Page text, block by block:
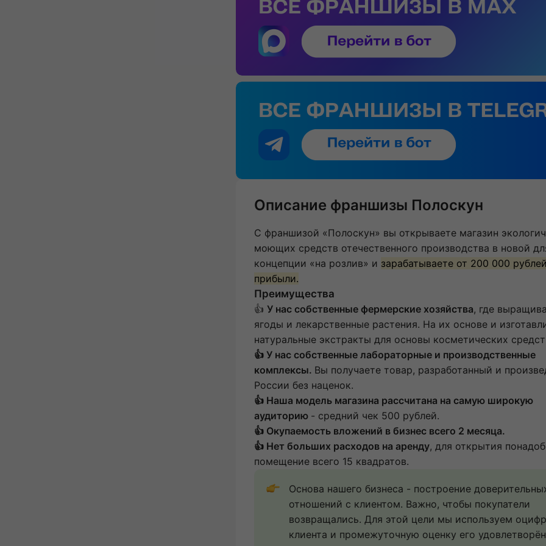
Описание франшизы Полоскун
С франшизой «Полоскун» вы открываете магазин
моющих средств отечественного производства в новой
концепции «на розлив» и зарабатываете от 200 000
прибыли.
Преимущества
👍 У нас собственные фермерские хозяйства, где
ягоды и лекарственные растения. На их основе и
натуральные экстракты для основы косметических
👍 У нас собственные лабораторные и производственные
комплексы. Вы получаете товар, разработанный и
России без наценок.
👍 Наша модель магазина рассчитана на самую широкую
аудиторию - средний чек 500 рублей.
👍 Окупаемость вложений в бизнес всего 2 месяца.
👍 Нет больших расходов на аренду, для открытия
помещение всего 15 квадратов.
Основа нашего бизнеса - построение
отношений с клиентом. Важно, чтобы покупатели
возвращались. Для этой цели мы используем
клиента и промежуточную оценку его